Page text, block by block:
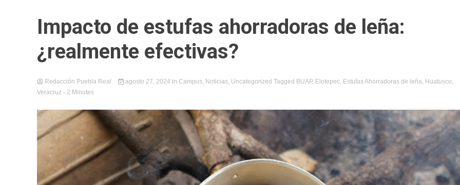
Impacto de estufas ahorradoras de leña:
¿realmente efectivas?
Redacción Puebla Real agosto 27, 2024 in Campus, Noticias, Uncategorized Tagged BUAP, Elotepec, Estufas Ahorradoras de leña, Huatusco,
Veracruz - 2 Minutes